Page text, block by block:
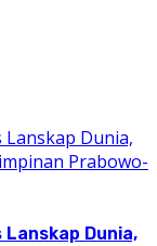
Dunia,